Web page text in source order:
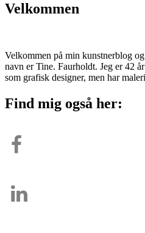
Velkommen
Velkommen på min kunstnerblog
navn er Tine. Faurholdt. Jeg er 42
som grafisk designer, men har
Find mig også her: